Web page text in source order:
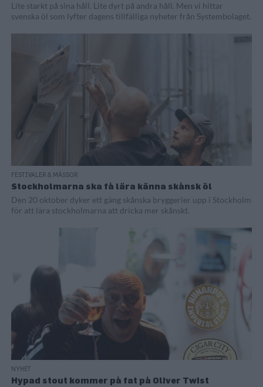
Lite starkt på sina håll. Lite dyrt på andra håll. Men vi hittar
svenska öl som lyfter dagens tillfälliga nyheter från Systembolaget.
FESTIVALER & MÄSSOR
Stockholmarna ska få lära känna skånsk öl
Den 20 oktober dyker ett gäng skånska bryggerier upp i Stockholm
för att lära stockholmarna att dricka mer skånskt.
NYHET
Hypad stout kommer på fat på Oliver Twist